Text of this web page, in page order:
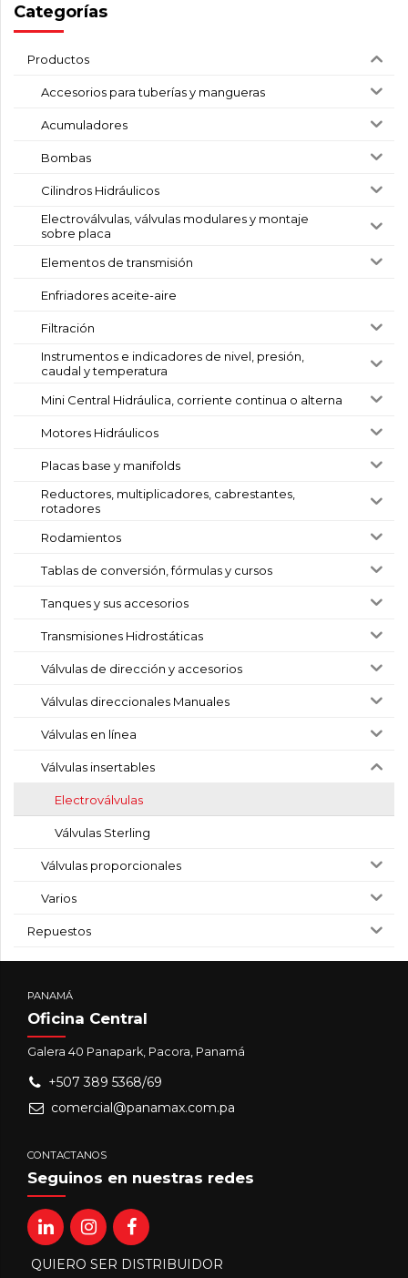
Categorías
Productos
Accesorios para tuberías y mangueras
Acumuladores
Bombas
Cilindros Hidráulicos
Electroválvulas, válvulas modulares y montaje
sobre placa
Elementos de transmisión
Enfriadores aceite-aire
Filtración
Instrumentos e indicadores de nivel, presión,
caudal y temperatura
Mini Central Hidráulica, corriente continua o alterna
Motores Hidráulicos
Placas base y manifolds
Reductores, multiplicadores, cabrestantes,
rotadores
Rodamientos
Tablas de conversión, fórmulas y cursos
Tanques y sus accesorios
Transmisiones Hidrostáticas
Válvulas de dirección y accesorios
Válvulas direccionales Manuales
Válvulas en línea
Válvulas insertables
Electroválvulas
Válvulas Sterling
Válvulas proporcionales
Varios
Repuestos
PANAMÁ
Oficina Central
Galera 40 Panapark, Pacora, Panamá
+507 389 5368/69
comercial@panamax.com.pa
CONTACTANOS
Seguinos en nuestras redes
QUIERO SER DISTRIBUIDOR